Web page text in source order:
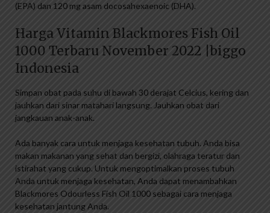
(EPA) dan 120 mg asam docosahexaenoic (DHA).
Harga Vitamin Blackmores Fish Oil
1000 Terbaru November 2022 |biggo
Indonesia
Simpan obat pada suhu di bawah 30 derajat Celcius, kering dan
jauhkan dari sinar matahari langsung. Jauhkan obat dari
jangkauan anak-anak.
Ada banyak cara untuk menjaga kesehatan tubuh. Anda bisa
makan makanan yang sehat dan bergizi, olahraga teratur dan
istirahat yang cukup. Untuk mengoptimalkan proses tubuh
Anda untuk menjaga kesehatan, Anda dapat menambahkan
Blackmores Odourless Fish Oil 1000 sebagai cara menjaga
kesehatan jantung Anda.